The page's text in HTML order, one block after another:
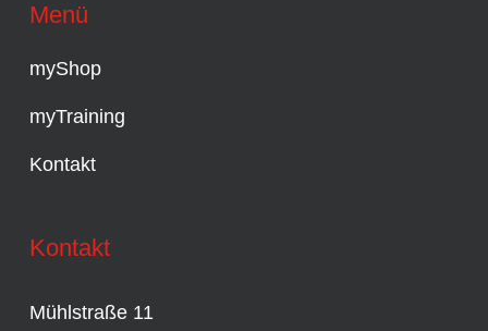
Menü
myShop
myTraining
Kontakt
Kontakt
Mühlstraße 11